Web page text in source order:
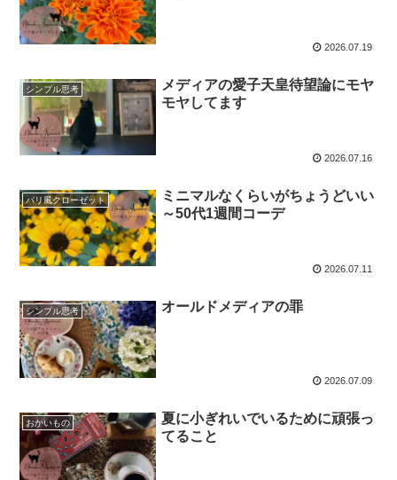
2026.07.19
シンプル思考
メディアの愛子天皇待望論にモヤ
モヤしてます
2026.07.16
パリ風クローゼット
ミニマルなくらいがちょうどいい
～50代1週間コーデ
2026.07.11
シンプル思考 オールドメディアの罪
2026.07.09
おかいもの
夏に小ぎれいでいるために頑張っ
てること